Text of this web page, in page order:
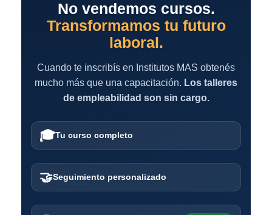
No vendemos cursos.
Transformamos tu futuro
laboral.
Cuando te inscribís en Institutos MAS obtenés
mucho más que una capacitación. Los talleres
de empleabilidad son sin cargo.
🎓Tu curso completo
🤝Seguimiento personalizado